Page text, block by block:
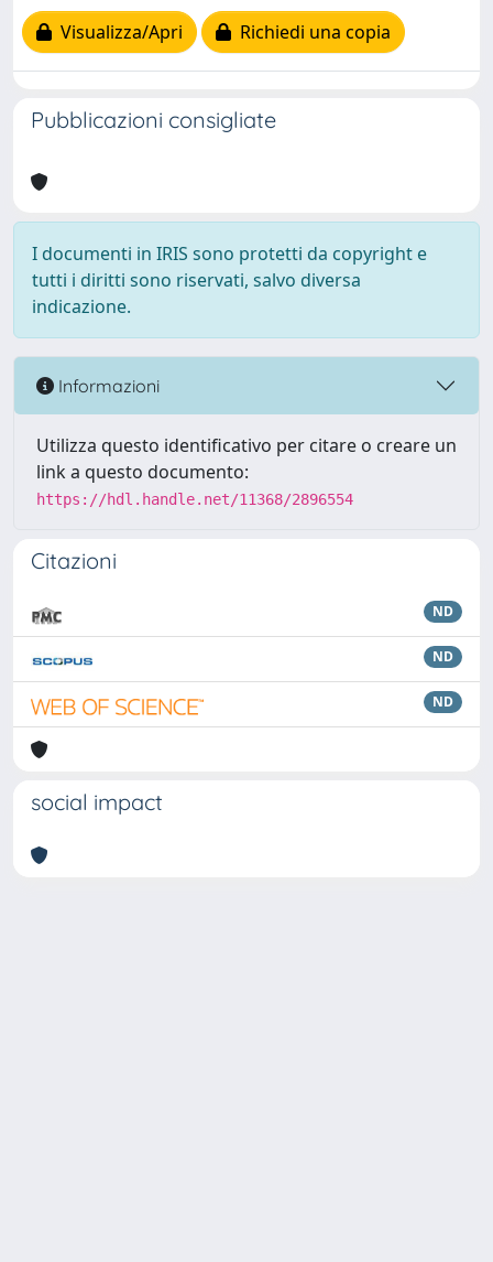
Visualizza/Apri
Richiedi una copia
Pubblicazioni consigliate
I documenti in IRIS sono protetti da copyright e
tutti i diritti sono riservati, salvo diversa
indicazione.
Informazioni
Utilizza questo identificativo per citare o creare un
link a questo documento:
https://hdl.handle.net/11368/2896554
Citazioni
ND
ND
ND
social impact